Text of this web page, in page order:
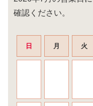
確認ください。
日 月 火